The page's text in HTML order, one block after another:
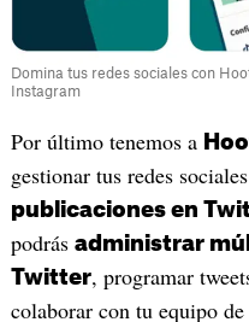
Domina tus redes sociales con
Instagram
Por último tenemos a
gestionar tus redes
publicaciones en
podrás administrar
Twitter, programar
colaborar con tu equipo de